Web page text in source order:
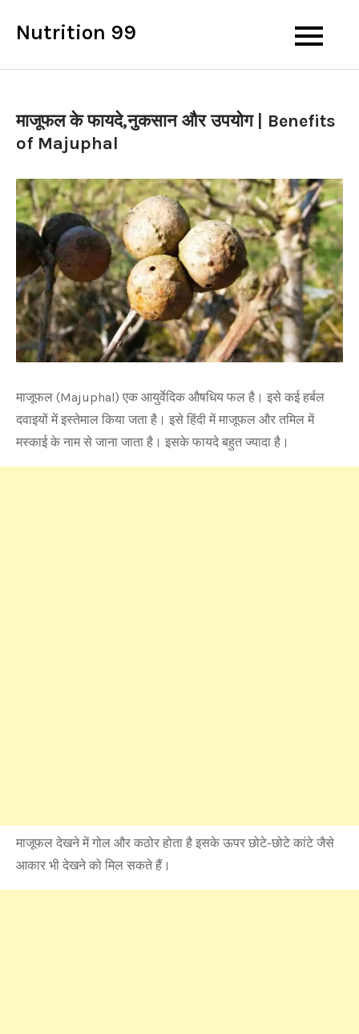
Nutrition 99
माजूफल के फायदे,नुकसान और उपयोग | Benefits
of Majuphal
माजूफल (Majuphal) एक आयुर्वेदिक औषधिय फल है। इसे कई हर्बल
दवाइयों में इस्तेमाल किया जता है। इसे हिंदी में माजूफल और तमिल में
मस्काई के नाम से जाना जाता है। इसके फायदे बहुत ज्यादा है।
माजूफल देखने में गोल और कठोर होता है इसके ऊपर छोटे-छोटे कांटे जैसे
आकार भी देखने को मिल सकते हैं।